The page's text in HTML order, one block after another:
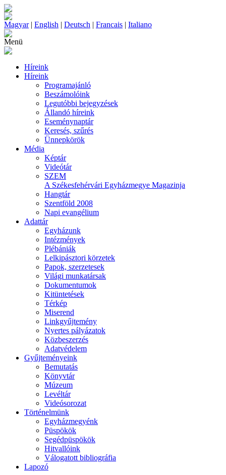
Magyar| English | Deutsch | Francais | Italiano
Menü
Híreink
Híreink
Programajánló
Beszámolóink
Legutóbbi bejegyzések
Állandó híreink
Eseménynaptár
Keresés, szűrés
Ünnepkörök
Média
Képtár
Videótár
SZEM
A Székesfehérvári Egyházmegye Magazinja
Hangtár
Szentföld 2008
Napi evangélium
Adattár
Egyházunk
Intézmények
Plébániák
Lelkipásztori körzetek
Papok, szerzetesek
Világi munkatársak
Dokumentumok
Kitüntetések
Térkép
Miserend
Linkgyűjtemény
Nyertes pályázatok
Közbeszerzés
Adatvédelem
Gyűjteményeink
Bemutatás
Könyvtár
Múzeum
Levéltár
Videósorozat
Történelmünk
Egyházmegyénk
Püspökök
Segédpüspökök
Hitvallóink
Válogatott bibliográfia
Lapozó